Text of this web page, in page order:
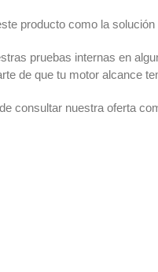
producto como la
pruebas internas en
de que tu motor alcance
consultar nuestra oferta